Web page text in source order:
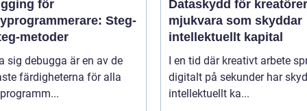
för
Steg-
metoder
sig debugga är en av de
färdigheterna för alla
Dataskydd för
mjukvara som skyddar
intellektuellt kapital
I en tid där kreativt arbete
digitalt på sekunder har
intellektuellt ka...